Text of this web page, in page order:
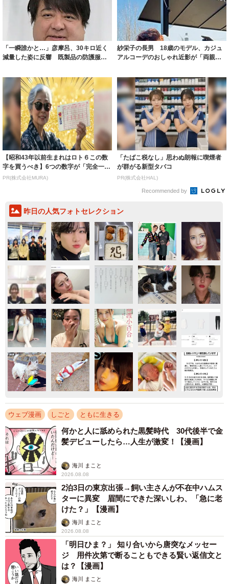
「一瞬誰かと…」彦摩呂、30キロ近く
減量した姿に反響 既製品の防護服が
紗栄子の長男 18歳のモデル、カジュ
アルコーデのおしゃれ近影が「両親の
【昭和43年以前生まれはロト６この数
字を買うべき】6つの数字が「完全一
致」する方...
PR(株式会社MURA)
「たばこ税なし」思わぬ朗報に喫煙者
が群がる新型タバコ
PR(株式会社HAL)
Recommended by
昨日の人気フォトセレクション
ウェブ漫画 しごと ともに生きる
何かと人に舐められた黒髪時代 30代後半で金
髪デビューしたら…人生が激変！【漫画】
海川 まこと
2026.08.08
2泊3日の東京出張→飼い主さんが不在中ハムス
ターに異変 眉間にできた深いしわ、「急に老
けた？」【漫画】
海川 まこと
2026.08.08
「明日ひま？」 知り合いから唐突なメッセー
ジ 用件次第で断ることもできる賢い返信文と
は？【漫画】
海川 まこと